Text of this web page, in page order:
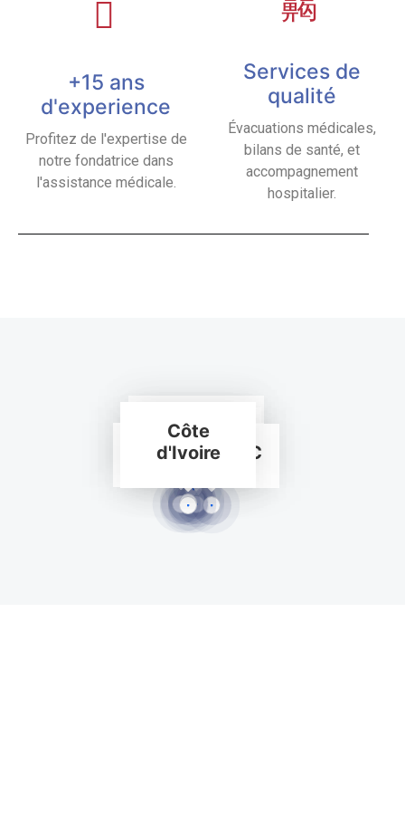
+15 ans
d'experience
Profitez de l'expertise de
notre fondatrice dans
l'assistance médicale.
Services de
qualité
Évacuations médicales,
bilans de santé, et
accompagnement
hospitalier.
France
Siège Social
Gabon
Benin
Congo RDC
Sénégal
Maroc
Côte
d'Ivoire